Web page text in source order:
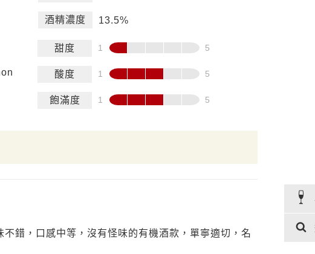
酒精濃度 13.5%
甜度
酸度
飽滿度
錯，口感中等，沒有怪味的有機酒款，單寧適切，名